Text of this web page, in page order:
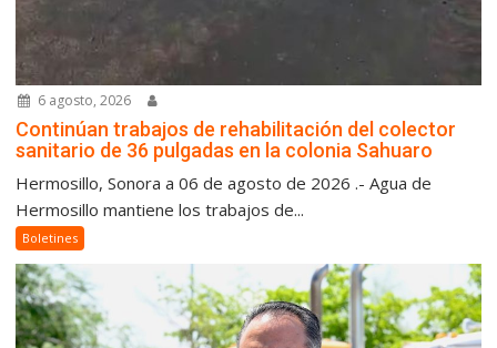
6 agosto, 2026
Continúan trabajos de rehabilitación del colector
sanitario de 36 pulgadas en la colonia Sahuaro
Hermosillo, Sonora a 06 de agosto de 2026 .- Agua de
Hermosillo mantiene los trabajos de...
Boletines